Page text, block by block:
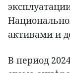
активами и
В период